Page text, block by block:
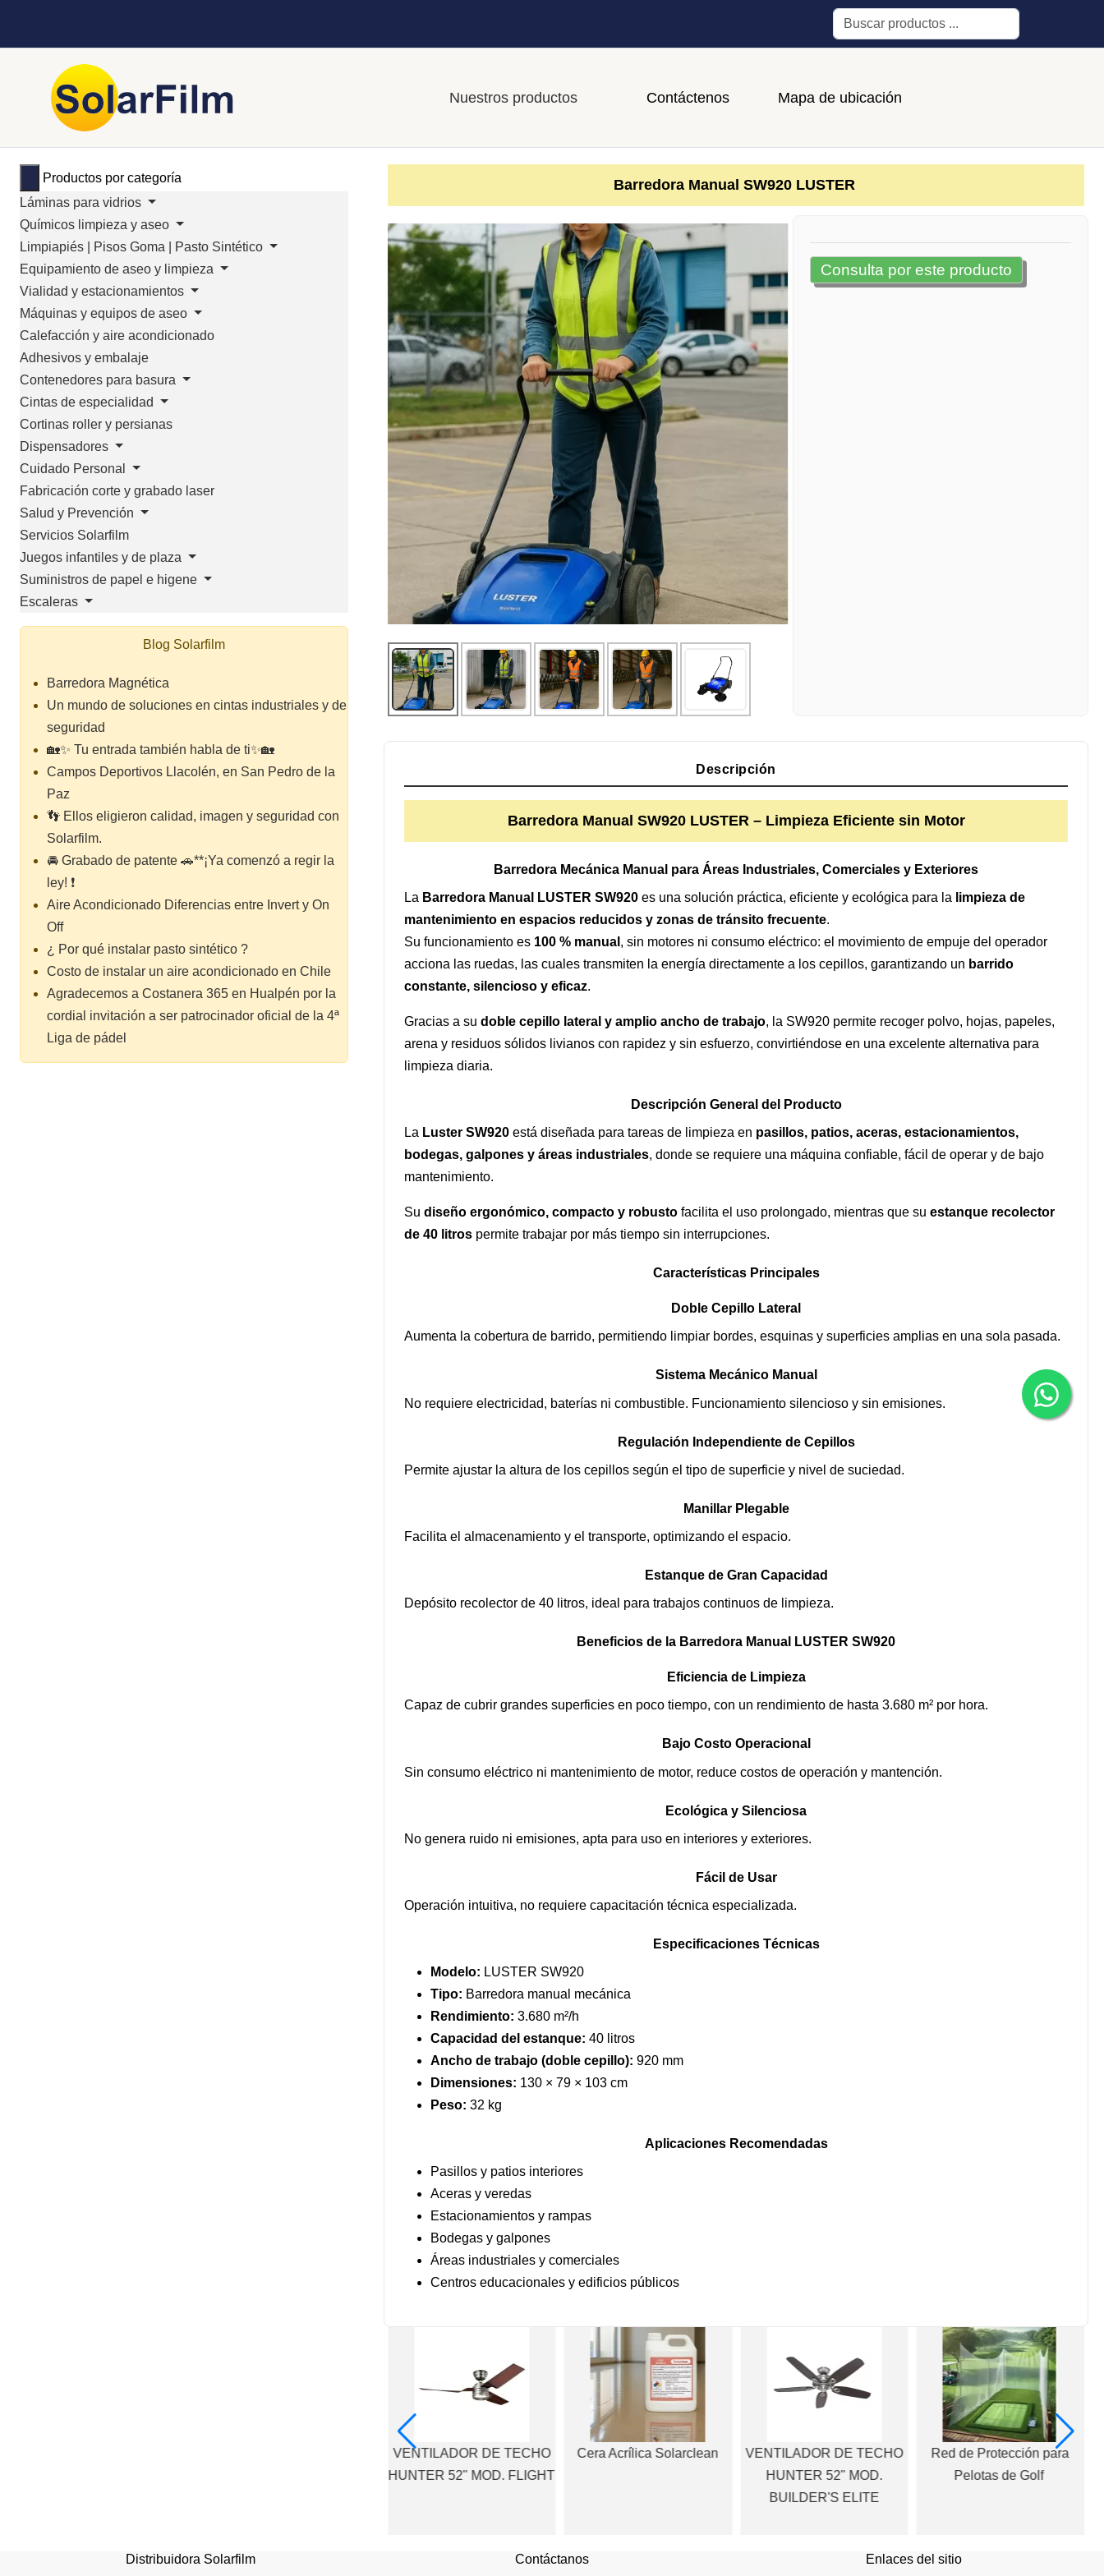
Buscar
Nuestros productos Contáctenos Mapa de ubicación
Productos por categoría
Láminas para vidrios
Químicos limpieza y aseo
Limpiapiés | Pisos Goma | Pasto Sintético
Equipamiento de aseo y limpieza
Vialidad y estacionamientos
Máquinas y equipos de aseo
Calefacción y aire acondicionado
Adhesivos y embalaje
Contenedores para basura
Cintas de especialidad
Cortinas roller y persianas
Dispensadores
Cuidado Personal
Fabricación corte y grabado laser
Salud y Prevención
Servicios Solarfilm
Juegos infantiles y de plaza
Suministros de papel e higene
Escaleras
Blog Solarfilm
Barredora Magnética
Un mundo de soluciones en cintas industriales y de
seguridad
🏡✨ Tu entrada también habla de ti✨🏡
Campos Deportivos Llacolén, en San Pedro de la
Paz
👣 Ellos eligieron calidad, imagen y seguridad con
Solarfilm.
🚘 Grabado de patente 🚗**¡Ya comenzó a regir la
ley! ❗
Aire Acondicionado Diferencias entre Invert y On
Off
¿ Por qué instalar pasto sintético ?
Costo de instalar un aire acondicionado en Chile
Agradecemos a Costanera 365 en Hualpén por la
cordial invitación a ser patrocinador oficial de la 4ª
Liga de pádel
Barredora Manual SW920 LUSTER
Consulta por este producto
Descripción
Barredora Manual SW920 LUSTER – Limpieza Eficiente sin Motor
Barredora Mecánica Manual para Áreas Industriales, Comerciales y Exteriores
La Barredora Manual LUSTER SW920 es una solución práctica, eficiente y ecológica para la limpieza de
mantenimiento en espacios reducidos y zonas de tránsito frecuente.
Su funcionamiento es 100 % manual , sin motores ni consumo eléctrico: el movimiento de empuje del operador
acciona las ruedas, las cuales transmiten la energía directamente a los cepillos, garantizando un barrido
constante, silencioso y eficaz.
Gracias a su doble cepillo lateral y amplio ancho de trabajo, la SW920 permite recoger polvo, hojas, papeles,
arena y residuos sólidos livianos con rapidez y sin esfuerzo, convirtiéndose en una excelente alternativa para
limpieza diaria.
Descripción General del Producto
La Luster SW920 está diseñada para tareas de limpieza en pasillos, patios, aceras, estacionamientos,
bodegas, galpones y áreas industriales, donde se requiere una máquina confiable, fácil de operar y de bajo
mantenimiento.
Su diseño ergonómico, compacto y robusto facilita el uso prolongado, mientras que su estanque recolector
de 40 litros permite trabajar por más tiempo sin interrupciones.
Características Principales
Doble Cepillo Lateral
Aumenta la cobertura de barrido, permitiendo limpiar bordes, esquinas y superficies amplias en una sola pasada.
Sistema Mecánico Manual
No requiere electricidad, baterías ni combustible. Funcionamiento silencioso y sin emisiones.
Regulación Independiente de Cepillos
Permite ajustar la altura de los cepillos según el tipo de superficie y nivel de suciedad.
Manillar Plegable
Facilita el almacenamiento y el transporte, optimizando el espacio.
Estanque de Gran Capacidad
Depósito recolector de 40 litros, ideal para trabajos continuos de limpieza.
Beneficios de la Barredora Manual LUSTER SW920
Eficiencia de Limpieza
Capaz de cubrir grandes superficies en poco tiempo, con un rendimiento de hasta 3.680 m² por hora.
Bajo Costo Operacional
Sin consumo eléctrico ni mantenimiento de motor, reduce costos de operación y mantención.
Ecológica y Silenciosa
No genera ruido ni emisiones, apta para uso en interiores y exteriores.
Fácil de Usar
Operación intuitiva, no requiere capacitación técnica especializada.
Especificaciones Técnicas
Modelo: LUSTER SW920
Tipo: Barredora manual mecánica
Rendimiento: 3.680 m²/h
Capacidad del estanque: 40 litros
Ancho de trabajo (doble cepillo): 920 mm
Dimensiones: 130 × 79 × 103 cm
Peso: 32 kg
Aplicaciones Recomendadas
Pasillos y patios interiores
Aceras y veredas
Estacionamientos y rampas
Bodegas y galpones
Áreas industriales y comerciales
Centros educacionales y edificios públicos
VENTILADOR DE TECHO
HUNTER 52" MOD. FLIGHT
Cera Acrílica Solarclean
VENTILADOR DE TECHO
HUNTER 52" MOD.
BUILDER'S ELITE
Red de Protección para
Pelotas de Golf
Distribuidora Solarfilm Contáctanos Enlaces del sitio